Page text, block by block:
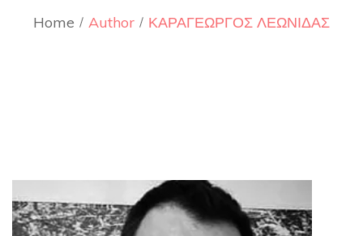
Home Author ΚΑΡΑΓΕΩΡΓΟΣ ΛΕΩΝΙΔΑΣ